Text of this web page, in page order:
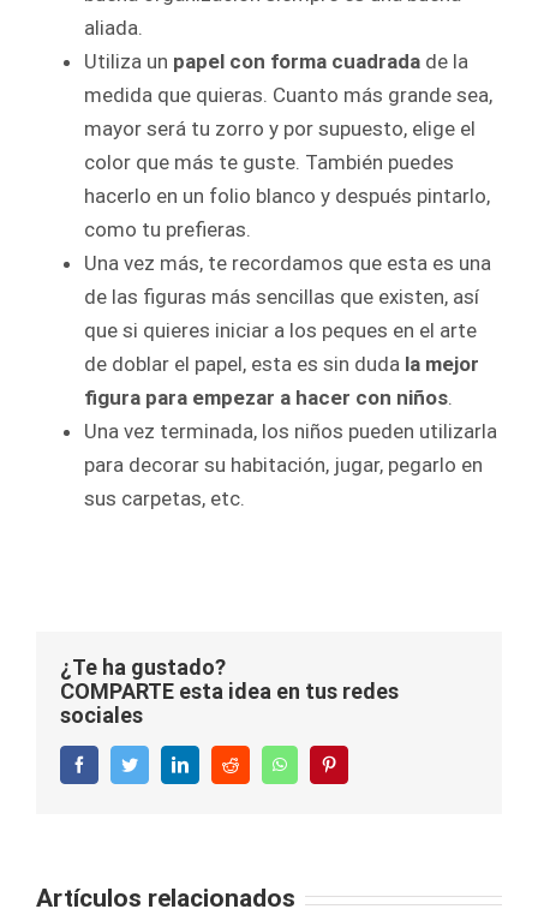
aliada.
Utiliza un papel con forma cuadrada de la
medida que quieras. Cuanto más grande sea,
mayor será tu zorro y por supuesto, elige el
color que más te guste. También puedes
hacerlo en un folio blanco y después pintarlo,
como tu prefieras.
Una vez más, te recordamos que esta es una
de las figuras más sencillas que existen, así
que si quieres iniciar a los peques en el arte
de doblar el papel, esta es sin duda la mejor
figura para empezar a hacer con niños.
Una vez terminada, los niños pueden utilizarla
para decorar su habitación, jugar, pegarlo en
sus carpetas, etc.
¿Te ha gustado?
COMPARTE esta idea en tus redes
sociales
FacebookTwitterLinkedInReddit WhatsApp
Artículos relacionados